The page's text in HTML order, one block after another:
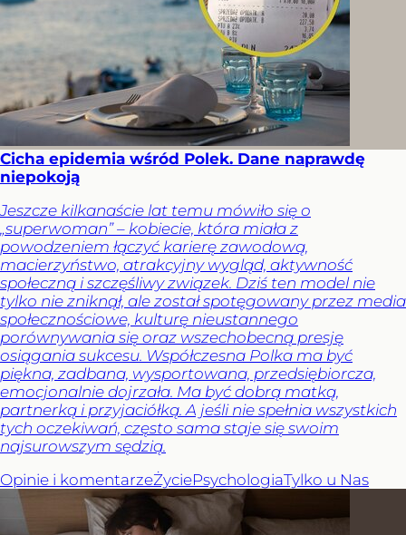
Cicha epidemia wśród Polek. Dane naprawdę
niepokoją
Jeszcze kilkanaście lat temu mówiło się o
„superwoman” – kobiecie, która miała z
powodzeniem łączyć karierę zawodową,
macierzyństwo, atrakcyjny wygląd, aktywność
społeczną i szczęśliwy związek. Dziś ten model nie
tylko nie zniknął, ale został spotęgowany przez media
społecznościowe, kulturę nieustannego
porównywania się oraz wszechobecną presję
osiągania sukcesu. Współczesna Polka ma być
piękna, zadbana, wysportowana, przedsiębiorcza,
emocjonalnie dojrzała. Ma być dobrą matką,
partnerką i przyjaciółką. A jeśli nie spełnia wszystkich
tych oczekiwań, często sama staje się swoim
najsurowszym sędzią.
Opinie i komentarzeŻyciePsychologiaTylko u Nas